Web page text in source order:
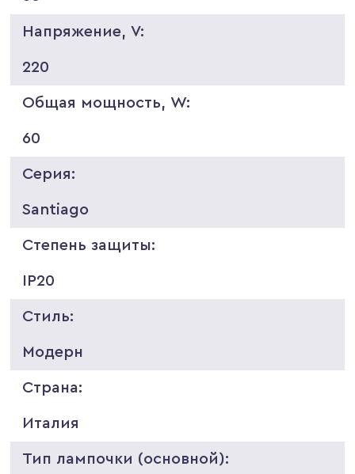
Напряжение, V:
220
Общая мощность, W:
60
Серия:
Santiago
Степень защиты:
IP20
Стиль:
Модерн
Страна:
Италия
Тип лампочки (основной):